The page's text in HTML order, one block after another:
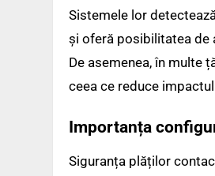
Sistemele lor
și oferă posibilitatea de
De asemenea, în multe
ceea ce reduce
Importanța
Siguranța plăților